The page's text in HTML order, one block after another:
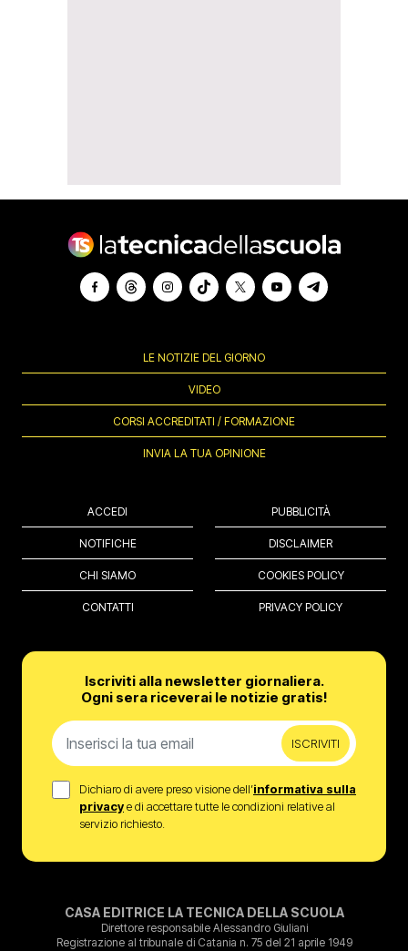
LE NOTIZIE DEL GIORNO
VIDEO
CORSI ACCREDITATI / FORMAZIONE
INVIA LA TUA OPINIONE
ACCEDI
NOTIFICHE
CHI SIAMO
CONTATTI
PUBBLICITÀ
DISCLAIMER
COOKIES POLICY
PRIVACY POLICY
Iscriviti alla newsletter giornaliera.
Ogni sera riceverai le notizie gratis!
ISCRIVITI
Dichiaro di avere preso visione dell’informativa sulla
privacye di accettare tutte le condizioni relative al
servizio richiesto.
CASA EDITRICE LA TECNICA DELLA SCUOLA
Direttore responsabile Alessandro Giuliani
Registrazione al tribunale di Catania n. 75 del 21 aprile 1949